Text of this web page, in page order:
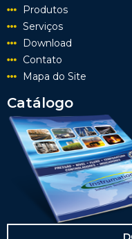
Produtos
Serviços
Download
Contato
Mapa do Site
Catálogo